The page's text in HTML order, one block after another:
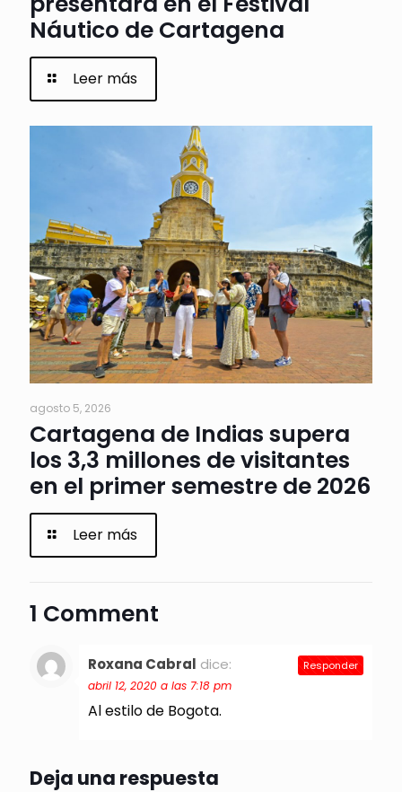
Náutico de Cartagena
Leer más
agosto 5, 2026
Cartagena de Indias supera
los 3,3 millones de visitantes
en el primer semestre de 2026
Leer más
1 Comment
Roxana Cabral dice:
abril 12, 2020 a las 7:18 pm
Al estilo de Bogota.
Responder
Deja una respuesta